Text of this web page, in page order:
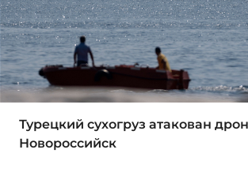
Турецкий сухогруз атакован
Новороссийск